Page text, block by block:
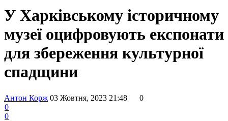
У Харківському історичному
музеї оцифровують експонати
для збереження культурної
спадщини
Антон Корж 03 Жовтня, 2023 21:48
0
0
0